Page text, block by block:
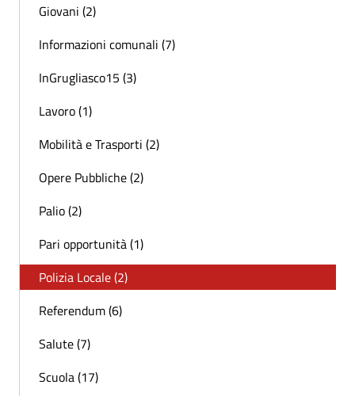
Giovani (2)
Informazioni comunali (7)
InGrugliasco15 (3)
Lavoro (1)
Mobilità e Trasporti (2)
Opere Pubbliche (2)
Palio (2)
Pari opportunità (1)
Polizia Locale (2)
Referendum (6)
Salute (7)
Scuola (17)